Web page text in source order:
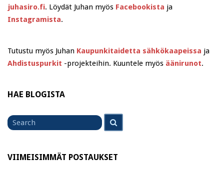
juhasiro.fi. Löydät Juhan myös Facebookista ja
Instagramista.
Tutustu myös Juhan Kaupunkitaidetta sähkökaapeissa ja
Ahdistuspurkit -projekteihin. Kuuntele myös äänirunot.
HAE BLOGISTA
Search
for
VIIMEISIMMÄT POSTAUKSET